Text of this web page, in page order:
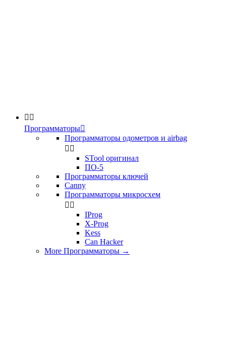
 
Программаторы
Программаторы одометров и airbag
 
STool оригинал
ПО-5
Программаторы ключей
Canny
Программаторы микросхем
 
IProg
X-Prog
Kess
Can Hacker
More Программаторы →